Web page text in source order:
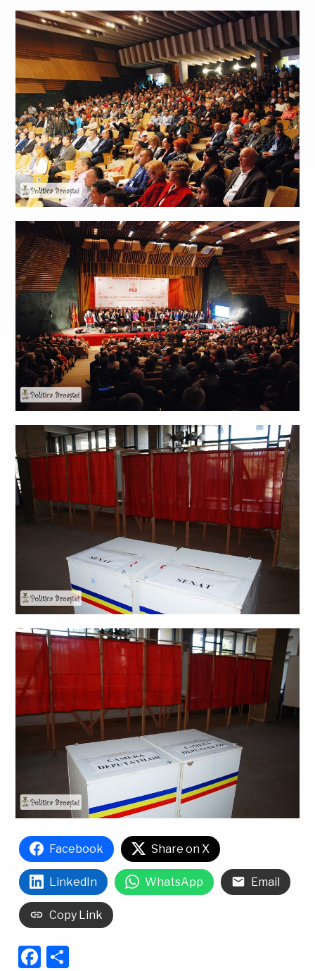
Facebook Share on X
LinkedIn WhatsApp Email
Copy Link
Facebook